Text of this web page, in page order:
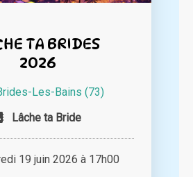
TA BRIDES
2026
Les-Bains (73)
Lâche ta Bride
19 juin 2026 à 17h00